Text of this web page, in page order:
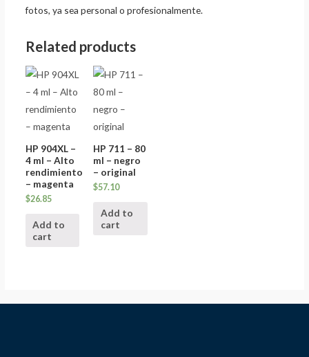
fotos, ya sea personal o profesionalmente.
Related products
HP 904XL –
4 ml – Alto
rendimiento
– magenta
$26.85
Add to
cart
HP 711 – 80
ml – negro
– original
$57.10
Add to
cart